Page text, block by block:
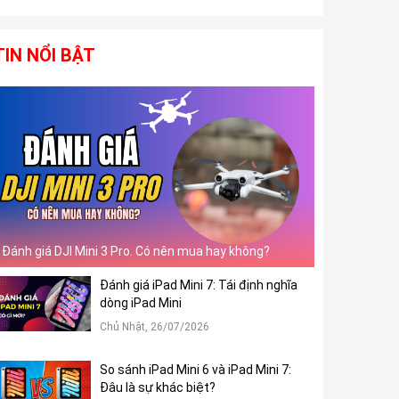
NỔI BẬT
Đánh giá DJI Mini 3 Pro. Có nên mua hay không?
Đánh giá iPad Mini 7: Tái định nghĩa
dòng iPad Mini
Chủ Nhật, 26/07/2026
So sánh iPad Mini 6 và iPad Mini 7:
Đâu là sự khác biệt?